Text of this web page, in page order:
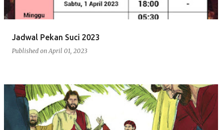
Jadwal Pekan Suci 2023
Published onApril 01, 2023